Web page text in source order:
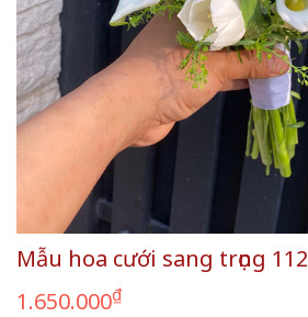
Mẫu hoa cưới sang trọng 112
1.650.000₫